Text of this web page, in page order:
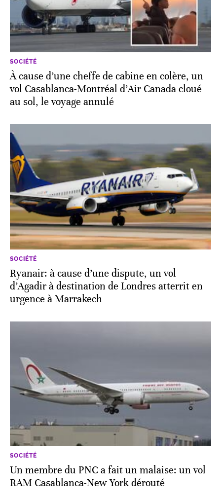
SOCIÉTÉ
À cause d’une cheffe de cabine en colère, un
vol Casablanca-Montréal d’Air Canada cloué
au sol, le voyage annulé
SOCIÉTÉ
Ryanair: à cause d’une dispute, un vol
d’Agadir à destination de Londres atterrit en
urgence à Marrakech
SOCIÉTÉ
Un membre du PNC a fait un malaise: un vol
RAM Casablanca-New York dérouté